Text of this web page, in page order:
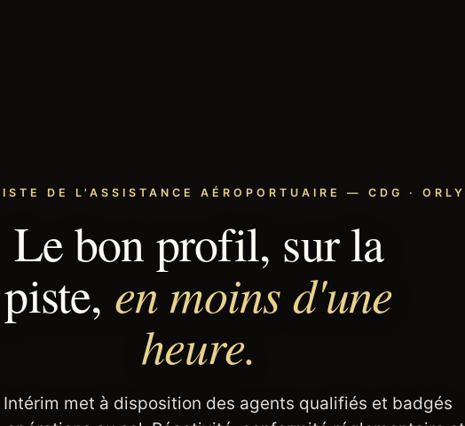
DE L'ASSISTANCE AÉROPORTUAIRE — CDG · ORLY
Le bon profil, sur la
piste, en moins d'une
heure.
Intérim met à disposition des agents qualifiés et badgés